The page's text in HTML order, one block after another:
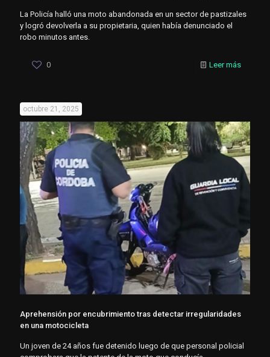
La Policía halló una moto abandonada en un sector de pastizales
y logró devolverla a su propietaria, quien había denunciado el
robo minutos antes.
0 Leer más
octubre 21, 2025
Aprehensión por encubrimiento tras detectar irregularidades
en una motocicleta
Un joven de 24 años fue detenido luego de que personal policial